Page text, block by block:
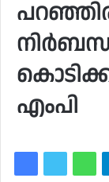
നിർബന്ധം
എംപി